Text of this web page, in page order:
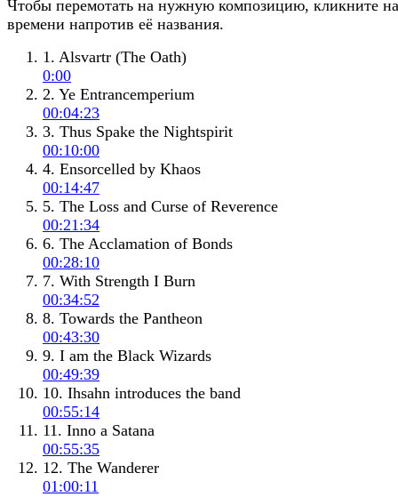
Чтобы перемотать на нужную композицию, кликните на
времени напротив её названия.
1. Alsvartr (The Oath)
0:00
2. Ye Entrancemperium
00:04:23
3. Thus Spake the Nightspirit
00:10:00
4. Ensorcelled by Khaos
00:14:47
5. The Loss and Curse of Reverence
00:21:34
6. The Acclamation of Bonds
00:28:10
7. With Strength I Burn
00:34:52
8. Towards the Pantheon
00:43:30
9. I am the Black Wizards
00:49:39
10. Ihsahn introduces the band
00:55:14
11. Inno a Satana
00:55:35
12. The Wanderer
01:00:11